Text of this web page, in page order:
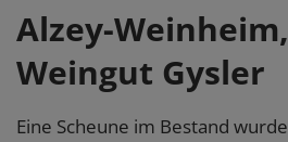
Alzey-Weinheim,
Weingut Gysler
Eine Scheune im Bestand wurde